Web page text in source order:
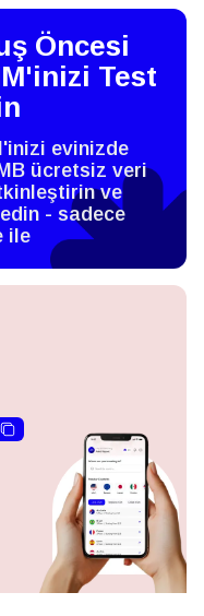
Öncesi
Test
evinizde
ücretsiz veri
ve
- sadece
ile